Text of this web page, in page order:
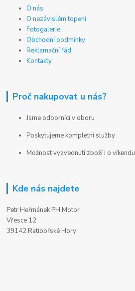
O nás
O nezávislém topení
Fotogalerie
Obchodní podmínky
Reklamační řád
Kontakty
Proč nakupovat u nás?
Jsme odborníci v oboru
Poskytujeme kompletní služby
Možnost vyzvednutí zboží i o víkendu
Kde nás najdete
Petr Heřmánek PH Motor
Vřesce 12
39142 Ratibořské Hory